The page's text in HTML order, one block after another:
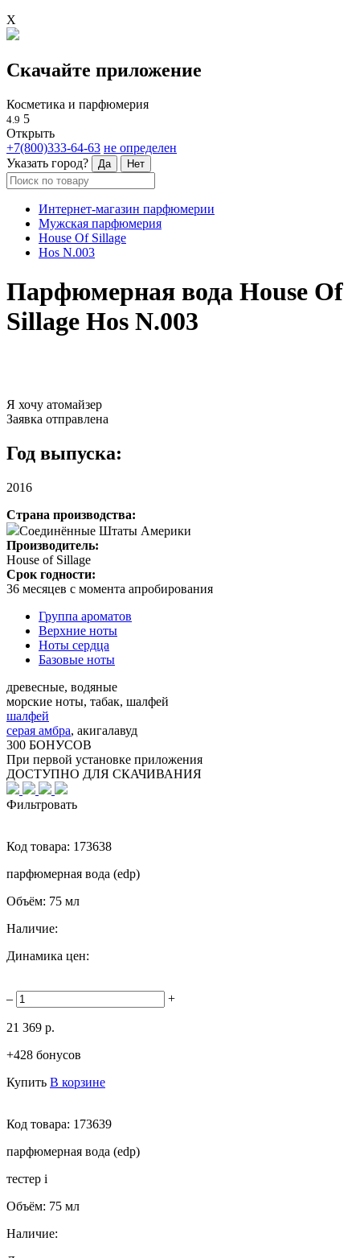
X
Скачайте приложение
Косметика и парфюмерия
4.9 5
Открыть
+7(800)333-64-63 не определен
Указать город?
Да Нет
Интернет-магазин парфюмерии
Мужская парфюмерия
House Of Sillage
Hos N.003
Парфюмерная вода House Of
Sillage Hos N.003
Я хочу атомайзер
Заявка отправлена
Год выпуска:
2016
Страна производства:
Соединённые Штаты Америки
Производитель:
House of Sillage
Срок годности:
36 месяцев с момента апробирования
Группа ароматов
Верхние ноты
Ноты сердца
Базовые ноты
древесные, водяные
морские ноты, табак, шалфей
шалфей
серая амбра, акигалавуд
300 БОНУСОВ
При первой установке приложения
ДОСТУПНО ДЛЯ СКАЧИВАНИЯ
Фильтровать
Код товара: 173638
парфюмерная вода (edp)
Объём: 75 мл
Наличие:
Динамика цен:
– +
21 369 р.
+428 бонусов
Купить В корзине
Код товара: 173639
парфюмерная вода (edp)
тестер i
Объём: 75 мл
Наличие: